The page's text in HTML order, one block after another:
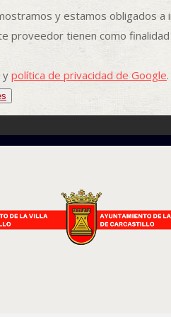
y estamos obligados
tienen como
y política de privacidad de Google.